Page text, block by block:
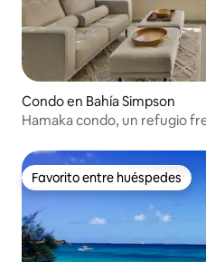
Condo en Bahía Simpson
Hamaka condo, un refugio
Favorito entre huéspedes
Favorito entre huéspedes